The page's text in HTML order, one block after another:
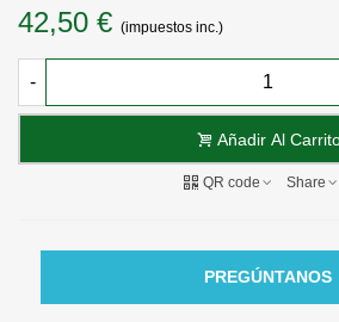
42,50 € (impuestos inc.)
-
Añadir Al
QR code Share
PREGÚNTANOS